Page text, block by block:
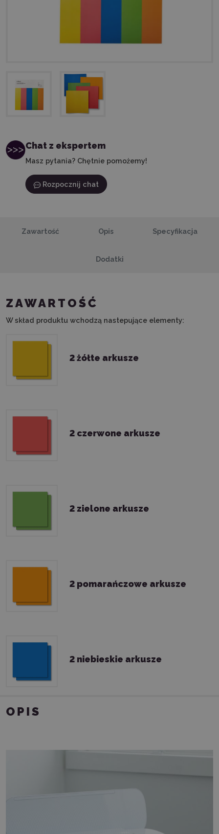
Chat z ekspertem
Masz pytania? Chętnie pomożemy!
Rozpocznij chat
Zawartość Opis Specyfikacja
Dodatki
ZAWARTOŚĆ
W skład produktu wchodzą nastepujące elementy:
2 żółte arkusze
2 czerwone arkusze
2 zielone arkusze
2 pomarańczowe arkusze
2 niebieskie arkusze
OPIS